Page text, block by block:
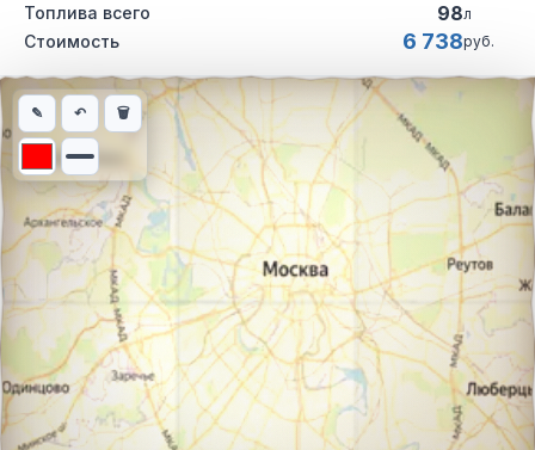
Топлива всего 98л
Стоимость 6 738руб.
Интерактивная карта автомобильного маршрута из города
✎ ↶ 🗑